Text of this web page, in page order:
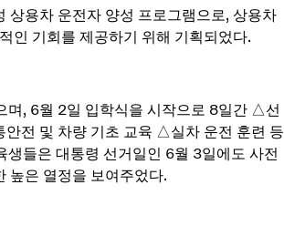
상용차 운전자 양성 프로그램으로, 상용차
인 기회를 제공하기 위해 기획되었다.
며, 6월 2일 입학식을 시작으로 8일간 △선
전 및 차량 기초 교육 △실차 운전 훈련 등
들은 대통령 선거일인 6월 3일에도 사전
높은 열정을 보여주었다.